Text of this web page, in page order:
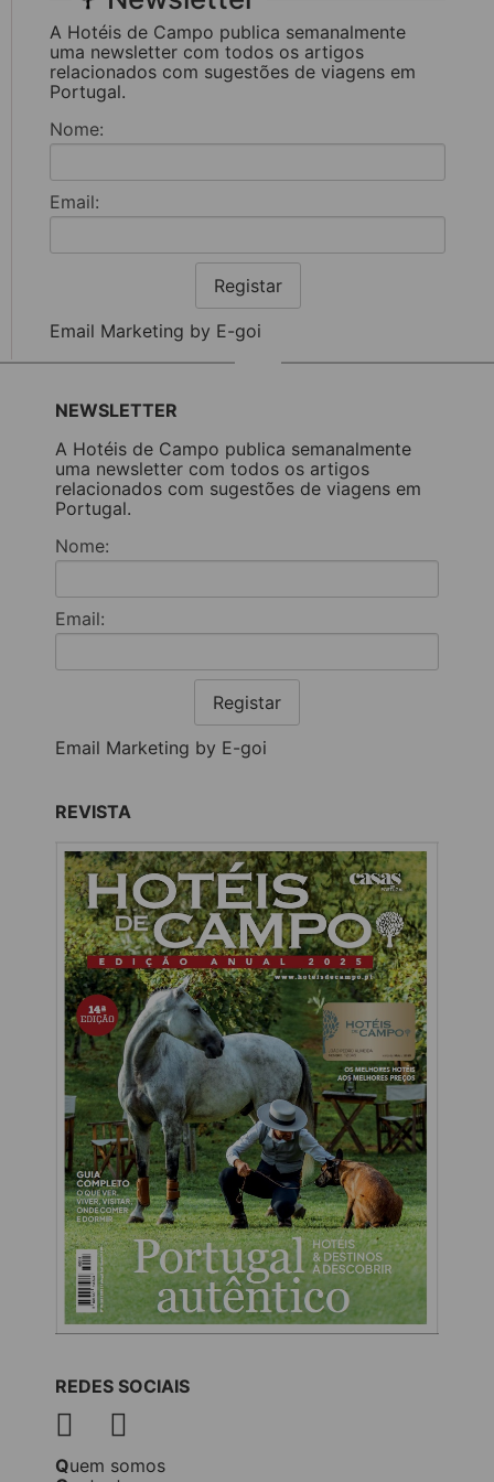
A Hotéis de Campo publica semanalmente
uma newsletter com todos os artigos
relacionados com sugestões de viagens em
Portugal.
Nome:
Email:
Registar
Email Marketing by E-goi
NEWSLETTER
A Hotéis de Campo publica semanalmente
uma newsletter com todos os artigos
relacionados com sugestões de viagens em
Portugal.
Nome:
Email:
Registar
Email Marketing by E-goi
REVISTA
REDES SOCIAIS
Quem somos